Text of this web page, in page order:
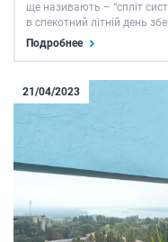
ще називають – “спліт
в спекотний літній день
але також здатний
опалювального сезону.
Подробнее
21/04/2023